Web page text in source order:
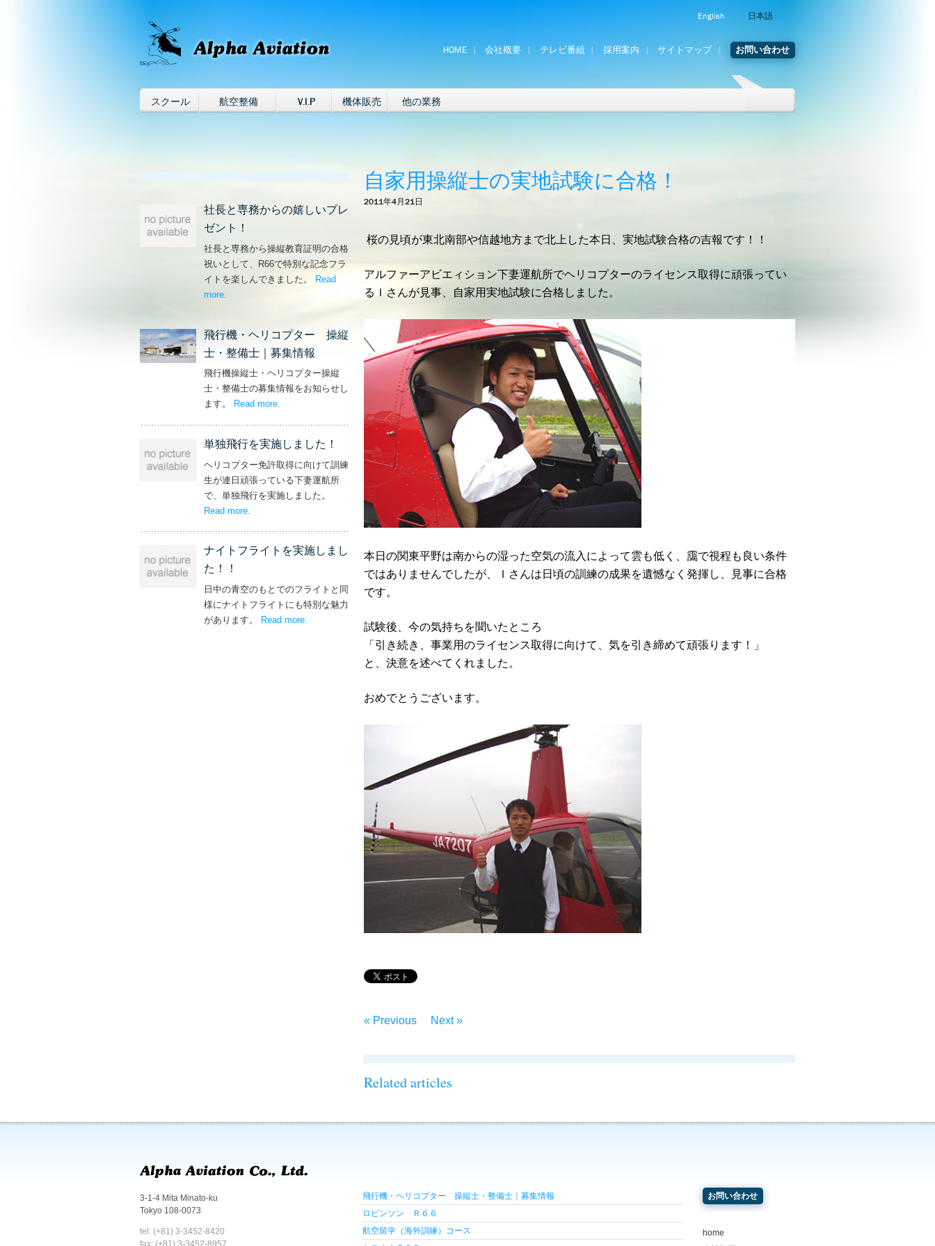
English 日本語
HOME 会社概要 テレビ番組 採用案内 サイトマップ お問い合わせ
スクール 航空整備 V.I.P 機体販売 他の業務
自家用操縦士の実地試験に合格！
2011年4月21日
桜の見頃が東北南部や信越地方まで北上した本日、実地試験合格の吉報です！！
アルファーアビエィション下妻運航所でヘリコプターのライセンス取得に頑張ってい
るＩさんが見事、自家用実地試験に合格しました。
本日の関東平野は南からの湿った空気の流入によって雲も低く、靄で視程も良い条件
ではありませんでしたが、Ｉさんは日頃の訓練の成果を遺憾なく発揮し、見事に合格
です。
試験後、今の気持ちを聞いたところ
「引き続き、事業用のライセンス取得に向けて、気を引き締めて頑張ります！」
と、決意を述べてくれました。
おめでとうございます。
« Previous Next »
社長と専務からの嬉しいプレ
ゼント！
社長と専務から操縦教育証明の合格
祝いとして、R66で特別な記念フラ
イトを楽しんできました。
Read
more – ‘社長と専務からの嬉しいプレゼント！’
飛行機・ヘリコプター 操縦
士・整備士｜募集情報
飛行機操縦士・ヘリコプター操縦
士・整備士の募集情報をお知らせし
ます。
Read more– ‘飛行機・ヘリコプター 操縦士・整備士｜募集情報’
.
単独飛行を実施しました！
ヘリコプター免許取得に向けて訓練
生が連日頑張っている下妻運航所
で、単独飛行を実施しました。
Read more
ナイトフライトを実施しまし
た！！
日中の青空のもとでのフライトと同
様にナイトフライトにも特別な魅力
があります。
Read more– ‘ナイトフライトを実施しました！！’
.
Related articles
3-1-4 Mita Minato-ku
Tokyo 108-0073
tel: (+81) 3-3452-8420
fax: (+81) 3-3452-8957
飛行機・ヘリコプター 操縦士・整備士｜募集情報
ロビンソン Ｒ６６
航空留学（海外訓練）コース
お問い合わせ
home